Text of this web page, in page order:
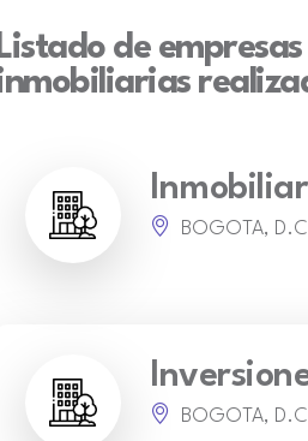
de
BOGOTA,
BOGOTA,